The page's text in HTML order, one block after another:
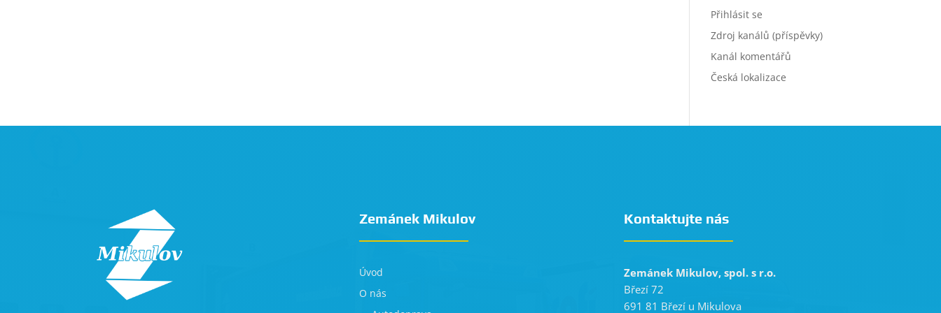
Přihlásit se
Zdroj kanálů (příspěvky)
Kanál komentářů
Česká lokalizace
Zemánek Mikulov
Úvod
O nás
Kontaktujte nás
Zemánek Mikulov, spol. s r.o.
Březí 72
691 81 Březí u Mikulova